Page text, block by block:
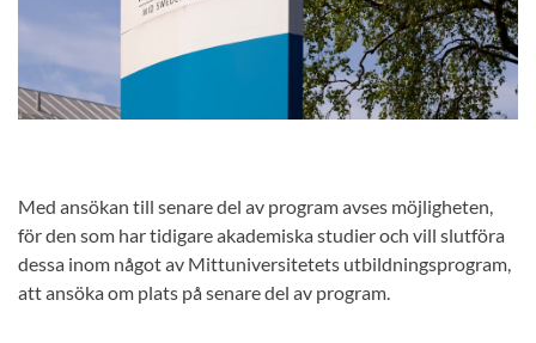
Med ansökan till senare del av program avses möjligheten,
för den som har tidigare akademiska studier och vill slutföra
dessa inom något av Mittuniversitetets utbildningsprogram,
att ansöka om plats på senare del av program.